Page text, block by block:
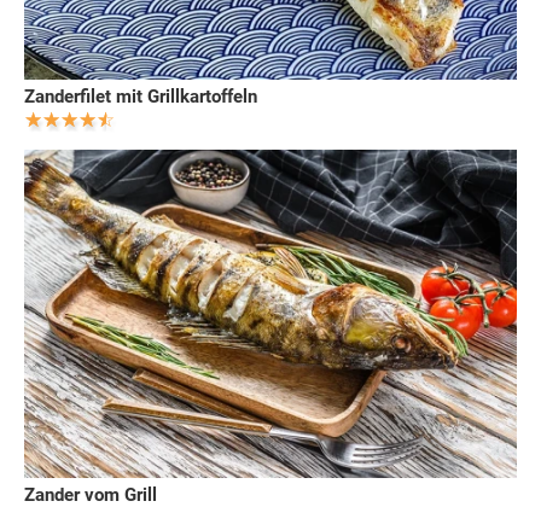
Zanderfilet mit Grillkartoffeln
Zander vom Grill